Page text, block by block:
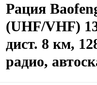
Рация
(UHF/VHF)
дист. 8 км,
радио,